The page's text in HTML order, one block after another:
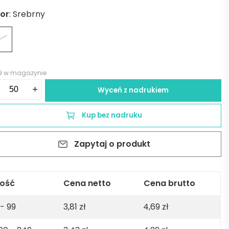
: Srebrny
w magazynie
+ Wyceń z nadrukiem
Kup bez nadruku
Zapytaj o produkt
Cena netto
Cena brutto
- 99
3,81 zł 4,69 zł